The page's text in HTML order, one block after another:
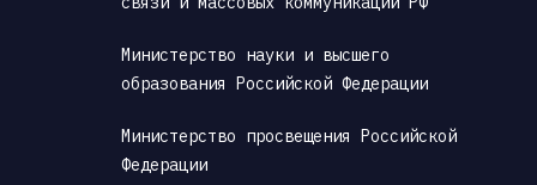
персистентные структуры
«Иннополис Опен», необходимо
На профилях «Информационная
организаторы попросят пройти
Министерство науки и высшего
образования Российской Федерации
Министерство просвещения Российской
Федерации